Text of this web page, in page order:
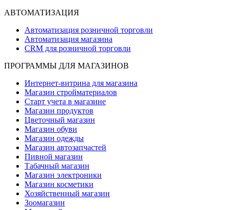
АВТОМАТИЗАЦИЯ
Автоматизация розничной торговли
Автоматизация магазина
CRM для розничной торговли
ПРОГРАММЫ ДЛЯ МАГАЗИНОВ
Интернет-витрина для магазина
Магазин стройматериалов
Старт учета в магазине
Магазин продуктов
Цветочный магазин
Магазин обуви
Магазин одежды
Магазин автозапчастей
Пивной магазин
Табачный магазин
Магазин электроники
Магазин косметики
Хозяйственный магазин
Зоомагазин